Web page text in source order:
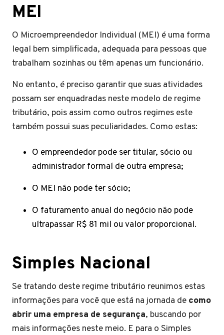
MEI
O Microempreendedor Individual (MEI) é uma forma
legal bem simplificada, adequada para pessoas que
trabalham sozinhas ou têm apenas um funcionário.
No entanto, é preciso garantir que suas atividades
possam ser enquadradas neste modelo de regime
tributário, pois assim como outros regimes este
também possui suas peculiaridades. Como estas:
O empreendedor pode ser titular, sócio ou
administrador formal de outra empresa;
O MEI não pode ter sócio;
O faturamento anual do negócio não pode
ultrapassar R$ 81 mil ou valor proporcional.
Simples Nacional
Se tratando deste regime tributário reunimos estas
informações para você que está na jornada de como
abrir uma empresa de segurança, buscando por
mais informações neste meio. E para o Simples